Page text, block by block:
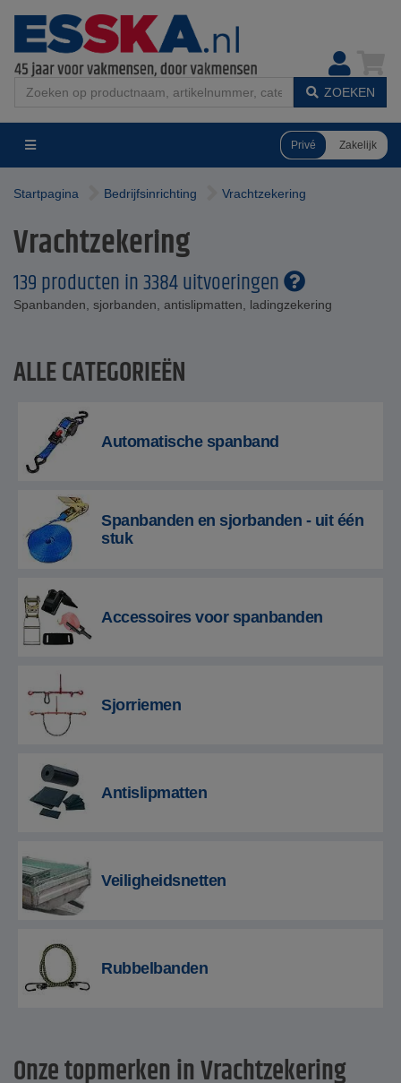
ZOEKEN
Privé Zakelijk
Startpagina Bedrijfsinrichting Vrachtzekering
Vrachtzekering
139 producten in 3384 uitvoeringen
Spanbanden, sjorbanden, antislipmatten, ladingzekering
ALLE CATEGORIEËN
Automatische spanband
Spanbanden en sjorbanden - uit één
stuk
Accessoires voor spanbanden
Sjorriemen
Antislipmatten
Veiligheidsnetten
Rubbelbanden
Onze topmerken in Vrachtzekering